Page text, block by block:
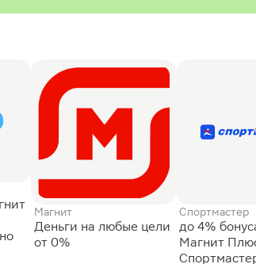
Магнит
Деньги на любые цели
от 0%
Спортмастер
до 4%
Магнит